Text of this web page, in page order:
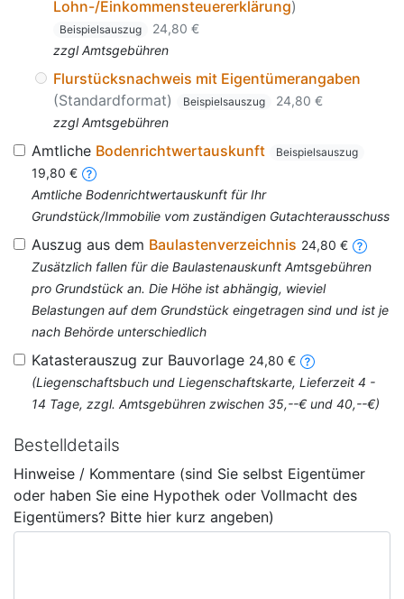
Lohn-/Einkommensteuererklärung)
Beispielsauszug
24,80 €
zzgl Amtsgebühren
Flurstücksnachweis mit Eigentümerangaben
(Standardformat)
Beispielsauszug
24,80 €
zzgl Amtsgebühren
Amtliche Bodenrichtwertauskunft Beispielsauszug
19,80 €
Amtliche Bodenrichtwertauskunft für Ihr
Grundstück/Immobilie vom zuständigen Gutachterausschuss
Auszug aus dem Baulastenverzeichnis 24,80 €
Zusätzlich fallen für die Baulastenauskunft Amtsgebühren
pro Grundstück an. Die Höhe ist abhängig, wieviel
Belastungen auf dem Grundstück eingetragen sind und ist je
nach Behörde unterschiedlich
Katasterauszug zur Bauvorlage 24,80 €
(Liegenschaftsbuch und Liegenschaftskarte, Lieferzeit 4 -
14 Tage, zzgl. Amtsgebühren zwischen 35,--€ und 40,--€)
Bestelldetails
Hinweise / Kommentare (sind Sie selbst Eigentümer
oder haben Sie eine Hypothek oder Vollmacht des
Eigentümers? Bitte hier kurz angeben)